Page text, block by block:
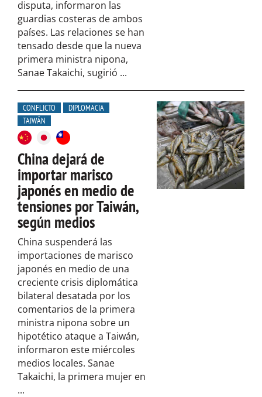
disputa, informaron las
guardias costeras de ambos
países. Las relaciones se han
tensado desde que la nueva
primera ministra nipona,
Sanae Takaichi, sugirió ...
CONFLICTO
DIPLOMACIA
TAIWÁN
China dejará de
importar marisco
japonés en medio de
tensiones por Taiwán,
según medios
China suspenderá las
importaciones de marisco
japonés en medio de una
creciente crisis diplomática
bilateral desatada por los
comentarios de la primera
ministra nipona sobre un
hipotético ataque a Taiwán,
informaron este miércoles
medios locales. Sanae
Takaichi, la primera mujer en
...